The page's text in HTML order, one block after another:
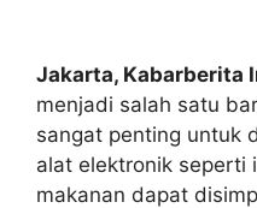
Jakarta, Kabarberita
menjadi salah satu
sangat penting untuk
alat elektronik seperti
makanan dapat